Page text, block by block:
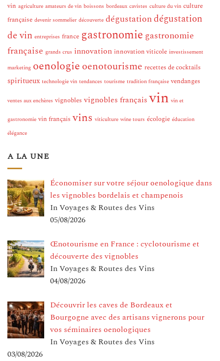
vin agriculture amateurs de vin boissons bordeaux cavistes culture du vin culture
française devenir sommelier découverte dégustationdégustation
de vin entreprises france gastronomie gastronomie
française grands crus innovation innovation viticole investissement
marketing oenologie oenotourisme recettes de cocktails
spiritueux technologie vin tendances tourisme tradition française vendanges
ventes aux enchères vignobles vignobles français vin vin et
gastronomie vin français vins viticulture wine tours écologie éducation
élégance
A LA UNE
Économiser sur votre séjour oenologique dans
les vignobles bordelais et champenois
In Voyages & Routes des Vins
05/08/2026
Œnotourisme en France : cyclotourisme et
découverte des vignobles
In Voyages & Routes des Vins
04/08/2026
Découvrir les caves de Bordeaux et
Bourgogne avec des artisans vignerons pour
vos séminaires oenologiques
In Voyages & Routes des Vins
03/08/2026